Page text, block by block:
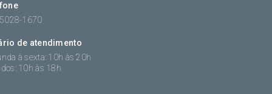
1670
de atendimento
à sexta: 10h às 20h
10h às 18h